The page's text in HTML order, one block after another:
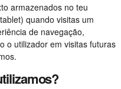
armazenados no teu
quando visitas um
de navegação,
o utilizador em visitas futuras